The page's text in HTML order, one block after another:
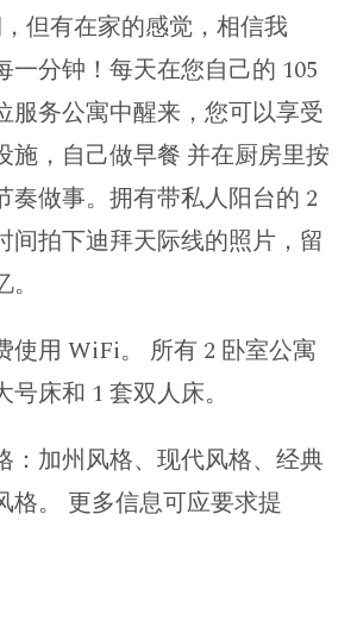
但有在家的感觉，相信我
一分钟！每天在您自己的 105
服务公寓中醒来，您可以享受
施，自己做早餐 并在厨房里按
奏做事。拥有带私人阳台的 2
间拍下迪拜天际线的照片，留
使用 WiFi。 所有 2 卧室公寓
床和 1 套双人床。
：加州风格、现代风格、经典
格。 更多信息可应要求提